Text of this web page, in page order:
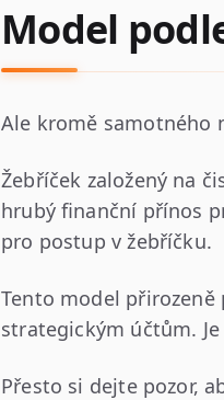
Model
Ale kromě samotného
Žebříček založený na
hrubý finanční přínos
pro postup v žebříčku.
Tento model
strategickým účtům.
Přesto si dejte pozor,